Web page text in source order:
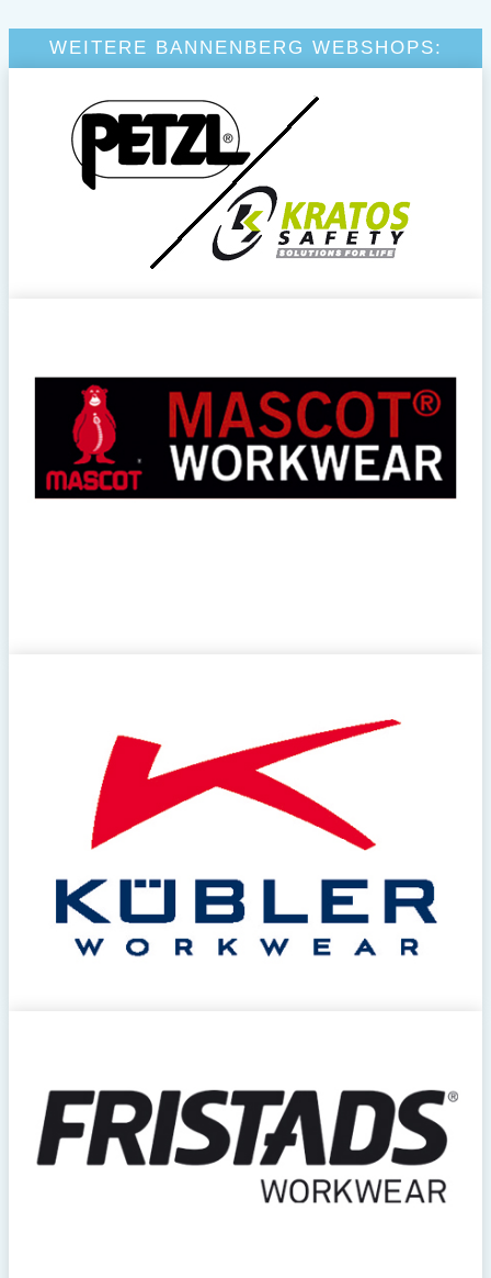
WEITERE BANNENBERG WEBSHOPS: